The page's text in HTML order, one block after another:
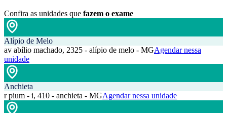
Confira as unidades que fazem o exame
Alípio de Melo
av abílio machado, 2325 - alípio de melo - MGAgendar nessa
unidade
Anchieta
r pium - i, 410 - anchieta - MGAgendar nessa unidade